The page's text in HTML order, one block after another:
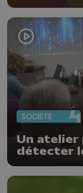
SOCIÉTÉ
Un atelier
détecter